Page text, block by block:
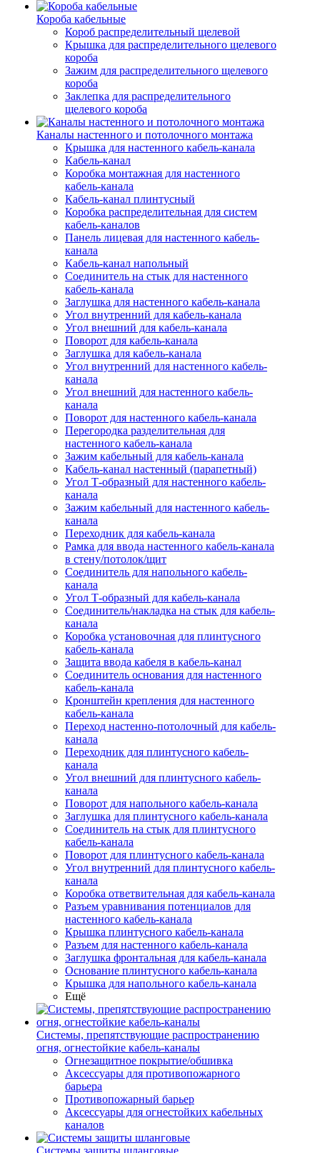
Короба кабельные
Короб распределительный щелевой
Крышка для распределительного щелевого
короба
Зажим для распределительного щелевого
короба
Заклепка для распределительного
щелевого короба
Каналы настенного и потолочного монтажа
Крышка для настенного кабель-канала
Кабель-канал
Коробка монтажная для настенного
кабель-канала
Кабель-канал плинтусный
Коробка распределительная для систем
кабель-каналов
Панель лицевая для настенного кабель-
канала
Кабель-канал напольный
Соединитель на стык для настенного
кабель-канала
Заглушка для настенного кабель-канала
Угол внутренний для кабель-канала
Угол внешний для кабель-канала
Поворот для кабель-канала
Заглушка для кабель-канала
Угол внутренний для настенного кабель-
канала
Угол внешний для настенного кабель-
канала
Поворот для настенного кабель-канала
Перегородка разделительная для
настенного кабель-канала
Зажим кабельный для кабель-канала
Кабель-канал настенный (парапетный)
Угол Т-образный для настенного кабель-
канала
Зажим кабельный для настенного кабель-
канала
Переходник для кабель-канала
Рамка для ввода настенного кабель-канала
в стену/потолок/щит
Соединитель для напольного кабель-
канала
Угол Т-образный для кабель-канала
Соединитель/накладка на стык для кабель-
канала
Коробка установочная для плинтусного
кабель-канала
Защита ввода кабеля в кабель-канал
Соединитель основания для настенного
кабель-канала
Кронштейн крепления для настенного
кабель-канала
Переход настенно-потолочный для кабель-
канала
Переходник для плинтусного кабель-
канала
Угол внешний для плинтусного кабель-
канала
Поворот для напольного кабель-канала
Заглушка для плинтусного кабель-канала
Соединитель на стык для плинтусного
кабель-канала
Поворот для плинтусного кабель-канала
Угол внутренний для плинтусного кабель-
канала
Коробка ответвительная для кабель-канала
Разъем уравнивания потенциалов для
настенного кабель-канала
Крышка плинтусного кабель-канала
Разъем для настенного кабель-канала
Заглушка фронтальная для кабель-канала
Основание плинтусного кабель-канала
Крышка для напольного кабель-канала
Ещё
Системы, препятствующие распространению
огня, огнестойкие кабель-каналы
Огнезащитное покрытие/обшивка
Аксессуары для противопожарного
барьера
Противопожарный барьер
Аксессуары для огнестойких кабельных
каналов
Системы защиты шланговые